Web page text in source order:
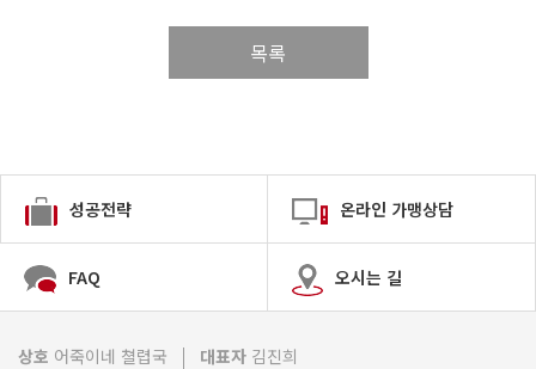
목록
성공전략 온라인 가맹상담
FAQ 오시는 길
상호 어죽이네 쳘렵국 대표자 김진희